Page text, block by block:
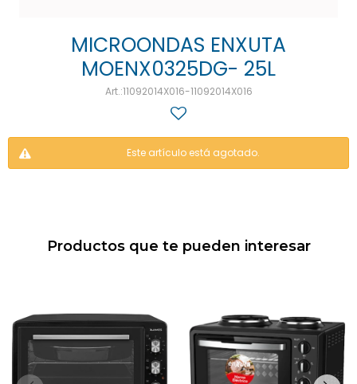
MICROONDAS ENXUTA
MOENX0325DG- 25L
11092014X016-11092014X016
Este artículo está agotado.
Productos que te pueden interesar